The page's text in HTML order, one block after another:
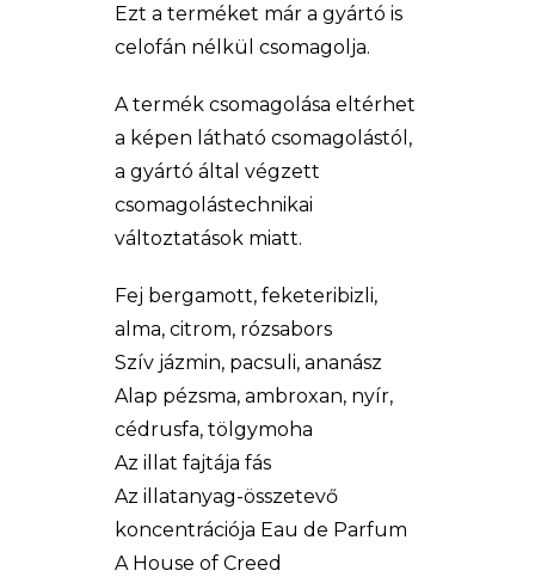
Ezt a terméket már a gyártó is
celofán nélkül csomagolja.
A termék csomagolása eltérhet
a képen látható csomagolástól,
a gyártó által végzett
csomagolástechnikai
változtatások miatt.
Fej bergamott, feketeribizli,
alma, citrom, rózsabors
Szív jázmin, pacsuli, ananász
Alap pézsma, ambroxan, nyír,
cédrusfa, tölgymoha
Az illat fajtája fás
Az illatanyag-összetevő
koncentrációja Eau de Parfum
A House of Creed